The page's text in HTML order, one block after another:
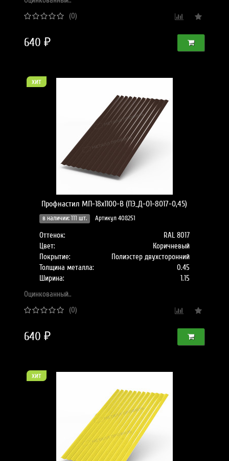
(0)
640 ₽
хит
Профнастил МП-18x1100-B (ПЭ_Д-01-8017-0,45)
в наличии: 111 шт. Артикул 408251
Оттенок:
RAL 8017
Цвет:
Коричневый
Покрытие:
Полиэстер двухсторонний
Толщина металла:
0.45
Ширина:
1.15
Оцинкованный..
(0)
640 ₽
хит